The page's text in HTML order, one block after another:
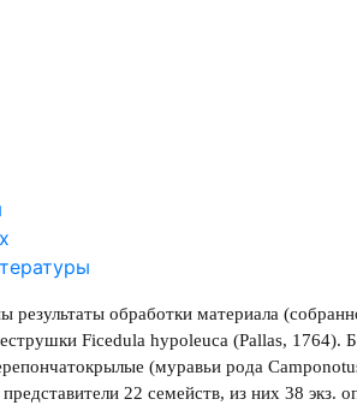
результаты обработки материала
Ficedula hypoleuca (Pallas, 1764).
(муравьи рода
22 семейств, из них 38 экз.